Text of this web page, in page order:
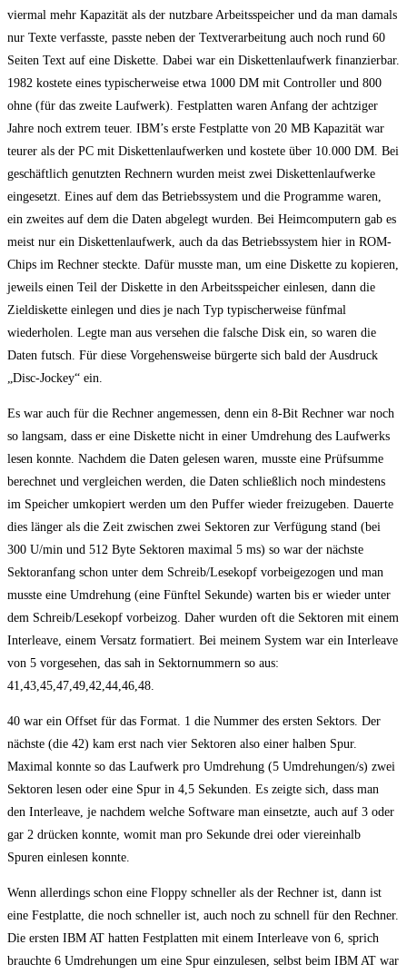
viermal mehr Kapazität als der nutzbare Arbeitsspeicher und da man damals
nur Texte verfasste, passte neben der Textverarbeitung auch noch rund 60
Seiten Text auf eine Diskette. Dabei war ein Diskettenlaufwerk finanzierbar.
1982 kostete eines typischerweise etwa 1000 DM mit Controller und 800
ohne (für das zweite Laufwerk). Festplatten waren Anfang der achtziger
Jahre noch extrem teuer. IBM’s erste Festplatte von 20 MB Kapazität war
teurer als der PC mit Diskettenlaufwerken und kostete über 10.000 DM. Bei
geschäftlich genutzten Rechnern wurden meist zwei Diskettenlaufwerke
eingesetzt. Eines auf dem das Betriebssystem und die Programme waren,
ein zweites auf dem die Daten abgelegt wurden. Bei Heimcomputern gab es
meist nur ein Diskettenlaufwerk, auch da das Betriebssystem hier in ROM-
Chips im Rechner steckte. Dafür musste man, um eine Diskette zu kopieren,
jeweils einen Teil der Diskette in den Arbeitsspeicher einlesen, dann die
Zieldiskette einlegen und dies je nach Typ typischerweise fünfmal
wiederholen. Legte man aus versehen die falsche Disk ein, so waren die
Daten futsch. Für diese Vorgehensweise bürgerte sich bald der Ausdruck
„Disc-Jockey“ ein.
Es war auch für die Rechner angemessen, denn ein 8-Bit Rechner war noch
so langsam, dass er eine Diskette nicht in einer Umdrehung des Laufwerks
lesen konnte. Nachdem die Daten gelesen waren, musste eine Prüfsumme
berechnet und vergleichen werden, die Daten schließlich noch mindestens
im Speicher umkopiert werden um den Puffer wieder freizugeben. Dauerte
dies länger als die Zeit zwischen zwei Sektoren zur Verfügung stand (bei
300 U/min und 512 Byte Sektoren maximal 5 ms) so war der nächste
Sektoranfang schon unter dem Schreib/Lesekopf vorbeigezogen und man
musste eine Umdrehung (eine Fünftel Sekunde) warten bis er wieder unter
dem Schreib/Lesekopf vorbeizog. Daher wurden oft die Sektoren mit einem
Interleave, einem Versatz formatiert. Bei meinem System war ein Interleave
von 5 vorgesehen, das sah in Sektornummern so aus:
41,43,45,47,49,42,44,46,48.
40 war ein Offset für das Format. 1 die Nummer des ersten Sektors. Der
nächste (die 42) kam erst nach vier Sektoren also einer halben Spur.
Maximal konnte so das Laufwerk pro Umdrehung (5 Umdrehungen/s) zwei
Sektoren lesen oder eine Spur in 4,5 Sekunden. Es zeigte sich, dass man
den Interleave, je nachdem welche Software man einsetzte, auch auf 3 oder
gar 2 drücken konnte, womit man pro Sekunde drei oder viereinhalb
Spuren einlesen konnte.
Wenn allerdings schon eine Floppy schneller als der Rechner ist, dann ist
eine Festplatte, die noch schneller ist, auch noch zu schnell für den Rechner.
Die ersten IBM AT hatten Festplatten mit einem Interleave von 6, sprich
brauchte 6 Umdrehungen um eine Spur einzulesen, selbst beim IBM AT war